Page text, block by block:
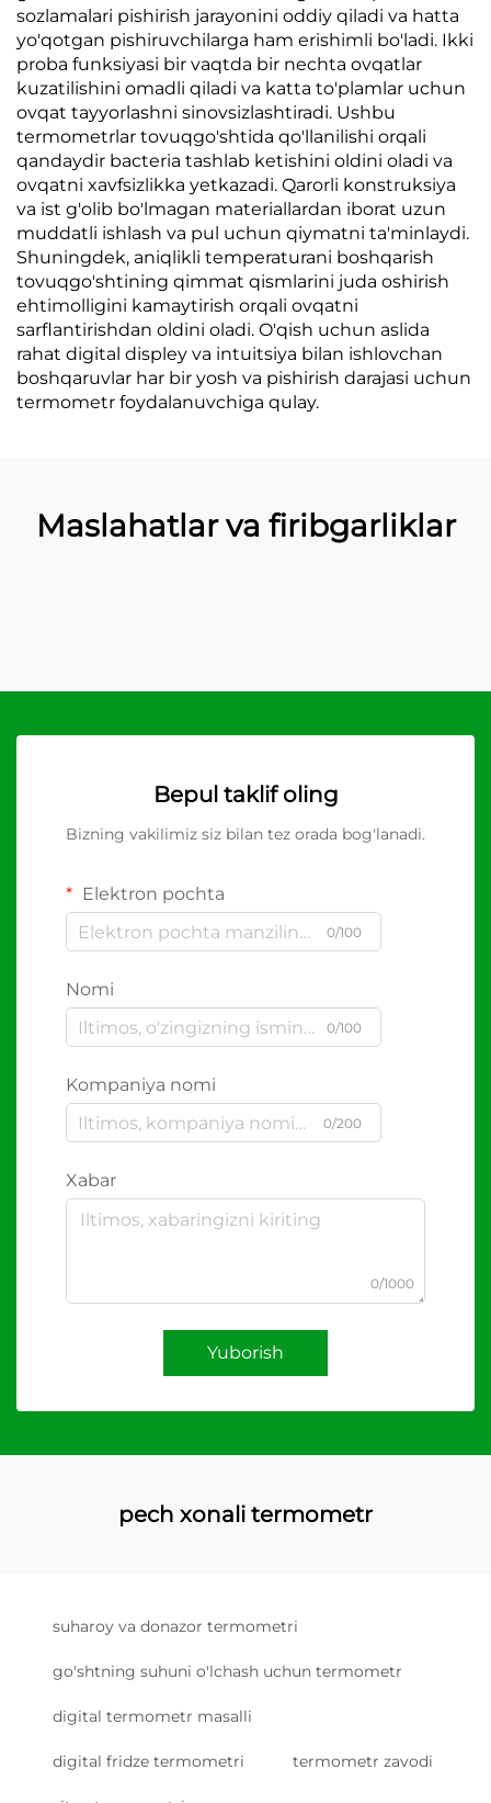
sozlamalari pishirish jarayonini oddiy qiladi va hatta
yo'qotgan pishiruvchilarga ham erishimli bo'ladi. Ikki
proba funksiyasi bir vaqtda bir nechta ovqatlar
kuzatilishini omadli qiladi va katta to'plamlar uchun
ovqat tayyorlashni sinovsizlashtiradi. Ushbu
termometrlar tovuqgo'shtida qo'llanilishi orqali
qandaydir bacteria tashlab ketishini oldini oladi va
ovqatni xavfsizlikka yetkazadi. Qarorli konstruksiya
va ist g'olib bo'lmagan materiallardan iborat uzun
muddatli ishlash va pul uchun qiymatni ta'minlaydi.
Shuningdek, aniqlikli temperaturani boshqarish
tovuqgo'shtining qimmat qismlarini juda oshirish
ehtimolligini kamaytirish orqali ovqatni
sarflantirishdan oldini oladi. O'qish uchun aslida
rahat digital displey va intuitsiya bilan ishlovchan
boshqaruvlar har bir yosh va pishirish darajasi uchun
termometr foydalanuvchiga qulay.
Maslahatlar va firibgarliklar
Bepul taklif oling
Bizning vakilimiz siz bilan tez orada bog'lanadi.
Elektron pochta
0/100
Nomi
0/100
Kompaniya nomi
0/200
Xabar
0/1000
Yuborish
pech xonali termometr
suharoy va donazor termometri
go'shtning suhuni o'lchash uchun termometr
digital termometr masalli
digital fridze termometri termometr zavodi